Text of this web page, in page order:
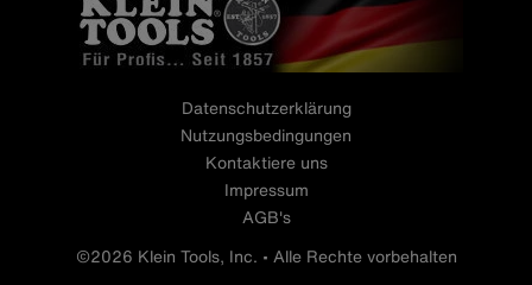
Datenschutzerklärung
Nutzungsbedingungen
Kontaktiere uns
Impressum
AGB's
©2026 Klein Tools, Inc. • Alle Rechte vorbehalten